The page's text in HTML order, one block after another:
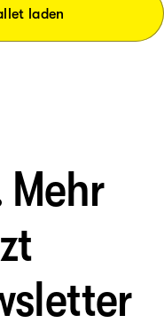
laden
Mehr